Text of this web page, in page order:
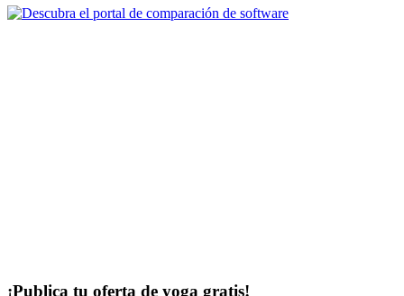
¡Publica tu oferta de yoga gratis!